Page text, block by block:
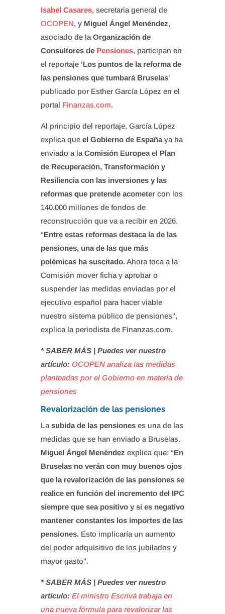
Isabel Casares, secretaria general de
OCOPEN, y Miguel Ángel Menéndez,
asociado de la Organización de
Consultores de Pensiones, participan en
el reportaje ‘Los puntos de la reforma de
las pensiones que tumbará Bruselas’
publicado por Esther García López en el
portal Finanzas.com.
Al principio del reportaje, García López
explica que el Gobierno de Españaya ha
enviado a la Comisión Europeael Plan
de Recuperación, Transformación y
Resiliencia con las inversiones y las
reformas que pretende acometercon los
140.000 millones de fondos de
reconstrucción que va a recibir en 2026.
“Entre estas reformas destaca la de las
pensiones, una de las que más
polémicas ha suscitado.Ahora toca a la
Comisión mover ficha y aprobar o
suspender las medidas enviadas por el
ejecutivo español para hacer viable
nuestro sistema público de pensiones”,
explica la periodista de Finanzas.com.
* SABER MÁS | Puedes ver nuestro
artículo: OCOPEN analiza las medidas
planteadas por el Gobierno en materia de
pensiones
Revalorización de las pensiones
La subida de las pensioneses una de las
medidas que se han enviado a Bruselas.
Miguel Ángel Menéndez explica que: “En
Bruselas no verán con muy buenos ojos
que la revalorización de las pensiones se
realice en función del incremento del IPC
siempre que sea positivo y si es negativo
mantener constantes los importes de las
pensiones.Esto implicaría un aumento
del poder adquisitivo de los jubilados y
mayor gasto”.
* SABER MÁS | Puedes ver nuestro
artículo: El ministro Escrivá trabaja en
una nueva fórmula para revalorizar las